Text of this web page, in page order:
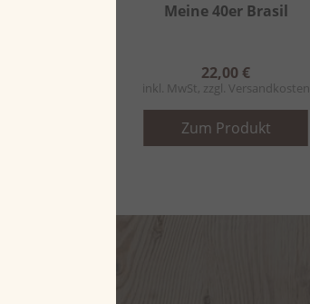
Meine 40er Brasil
22,00 €
inkl. MwSt, zzgl. Versandkosten
Zum Produkt